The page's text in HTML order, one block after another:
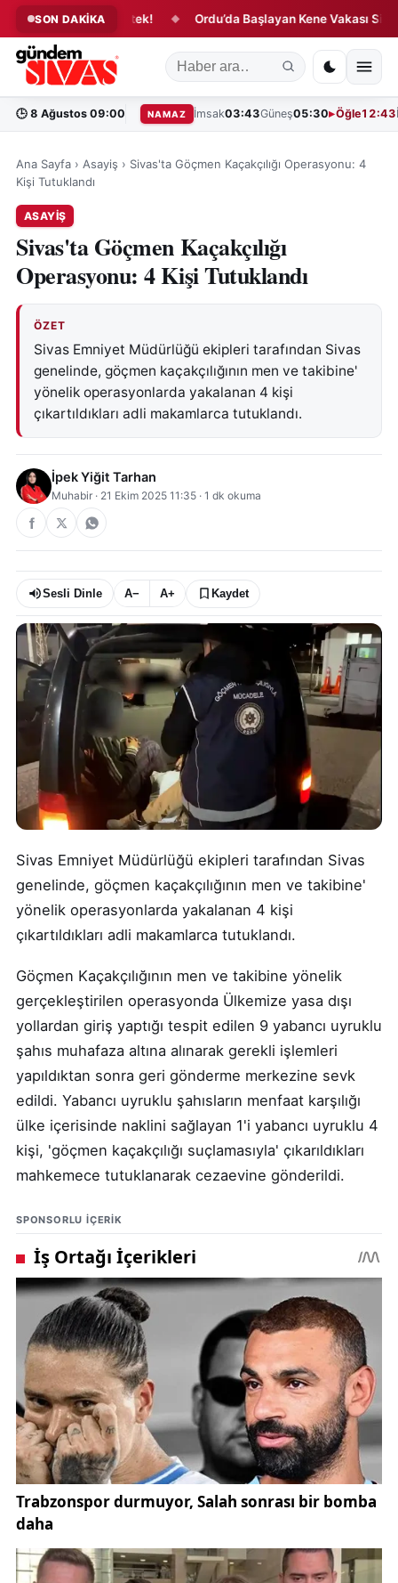
SON DAKİKA
Anlamlı Destek! ◆ Ordu’da Başlayan Kene Vakası Sivas’ta
🕒 8 Ağustos 09:00 NAMAZ İmsak03:43Güneş05:30 Öğle12:43
Ana Sayfa › Asayiş › Sivas'ta Göçmen Kaçakçılığı Operasyonu: 4
Kişi Tutuklandı
ASAYIŞ
Sivas'ta Göçmen Kaçakçılığı
Operasyonu: 4 Kişi Tutuklandı
ÖZET
Sivas Emniyet Müdürlüğü ekipleri tarafından Sivas
genelinde, göçmen kaçakçılığının men ve takibine'
yönelik operasyonlarda yakalanan 4 kişi
çıkartıldıkları adli makamlarca tutuklandı.
İpek Yiğit Tarhan
Muhabir · 21 Ekim 2025 11:35 · 1 dk okuma
Sesli Dinle A− A+ Kaydet
Sivas Emniyet Müdürlüğü ekipleri tarafından Sivas
genelinde, göçmen kaçakçılığının men ve takibine'
yönelik operasyonlarda yakalanan 4 kişi
çıkartıldıkları adli makamlarca tutuklandı.
Göçmen Kaçakçılığının men ve takibine yönelik
gerçekleştirilen operasyonda Ülkemize yasa dışı
yollardan giriş yaptığı tespit edilen 9 yabancı uyruklu
şahıs muhafaza altına alınarak gerekli işlemleri
yapıldıktan sonra geri gönderme merkezine sevk
edildi. Yabancı uyruklu şahısların menfaat karşılığı
ülke içerisinde naklini sağlayan 1'i yabancı uyruklu 4
kişi, 'göçmen kaçakçılığı suçlamasıyla' çıkarıldıkları
mahkemece tutuklanarak cezaevine gönderildi.
SPONSORLU IÇERIK